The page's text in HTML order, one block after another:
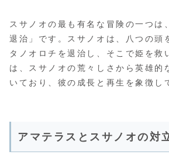
スサノオの最も有名な冒険の一つは
退治」です。スサノオは、八つの頭
タノオロチを退治し、そこで姫を救
は、スサノオの荒々しさから英雄的
いており、彼の成長と再生を象徴し
アマテラスとスサノオの対